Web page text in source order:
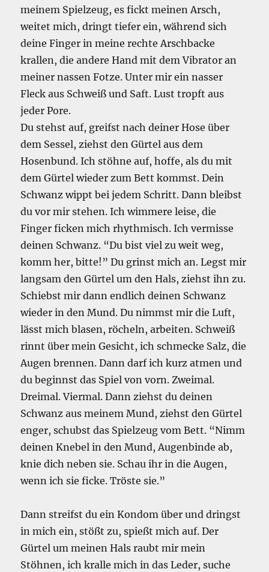
meinem Spielzeug, es fickt meinen Arsch,
weitet mich, dringt tiefer ein, während sich
deine Finger in meine rechte Arschbacke
krallen, die andere Hand mit dem Vibrator an
meiner nassen Fotze. Unter mir ein nasser
Fleck aus Schweiß und Saft. Lust tropft aus
jeder Pore.
Du stehst auf, greifst nach deiner Hose über
dem Sessel, ziehst den Gürtel aus dem
Hosenbund. Ich stöhne auf, hoffe, als du mit
dem Gürtel wieder zum Bett kommst. Dein
Schwanz wippt bei jedem Schritt. Dann bleibst
du vor mir stehen. Ich wimmere leise, die
Finger ficken mich rhythmisch. Ich vermisse
deinen Schwanz. “Du bist viel zu weit weg,
komm her, bitte!” Du grinst mich an. Legst mir
langsam den Gürtel um den Hals, ziehst ihn zu.
Schiebst mir dann endlich deinen Schwanz
wieder in den Mund. Du nimmst mir die Luft,
lässt mich blasen, röcheln, arbeiten. Schweiß
rinnt über mein Gesicht, ich schmecke Salz, die
Augen brennen. Dann darf ich kurz atmen und
du beginnst das Spiel von vorn. Zweimal.
Dreimal. Viermal. Dann ziehst du deinen
Schwanz aus meinem Mund, ziehst den Gürtel
enger, schubst das Spielzeug vom Bett. “Nimm
deinen Knebel in den Mund, Augenbinde ab,
knie dich neben sie. Schau ihr in die Augen,
wenn ich sie ficke. Tröste sie.”
Dann streifst du ein Kondom über und dringst
in mich ein, stößt zu, spießt mich auf. Der
Gürtel um meinen Hals raubt mir mein
Stöhnen, ich kralle mich in das Leder, suche